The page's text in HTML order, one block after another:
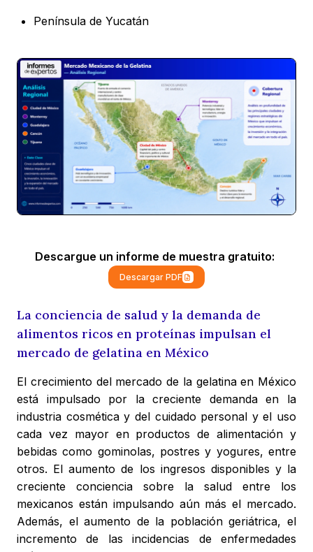
Península de Yucatán
Descargue un informe de muestra gratuito:
Descargar PDF
La conciencia de salud y la demanda de
alimentos ricos en proteínas impulsan el
mercado de gelatina en México
El crecimiento del mercado de la gelatina en México
está impulsado por la creciente demanda en la
industria cosmética y del cuidado personal y el uso
cada vez mayor en productos de alimentación y
bebidas como gominolas, postres y yogures, entre
otros. El aumento de los ingresos disponibles y la
creciente conciencia sobre la salud entre los
mexicanos están impulsando aún más el mercado.
Además, el aumento de la población geriátrica, el
incremento de las incidencias de enfermedades